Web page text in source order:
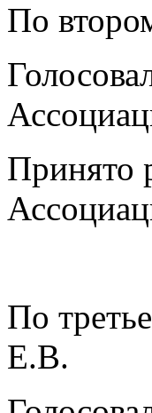
По
Принято
По
Е.В.